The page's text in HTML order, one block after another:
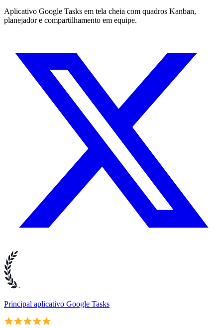
Aplicativo Google Tasks em tela cheia com quadros Kanban,
planejador e compartilhamento em equipe.
Principal aplicativo Google Tasks